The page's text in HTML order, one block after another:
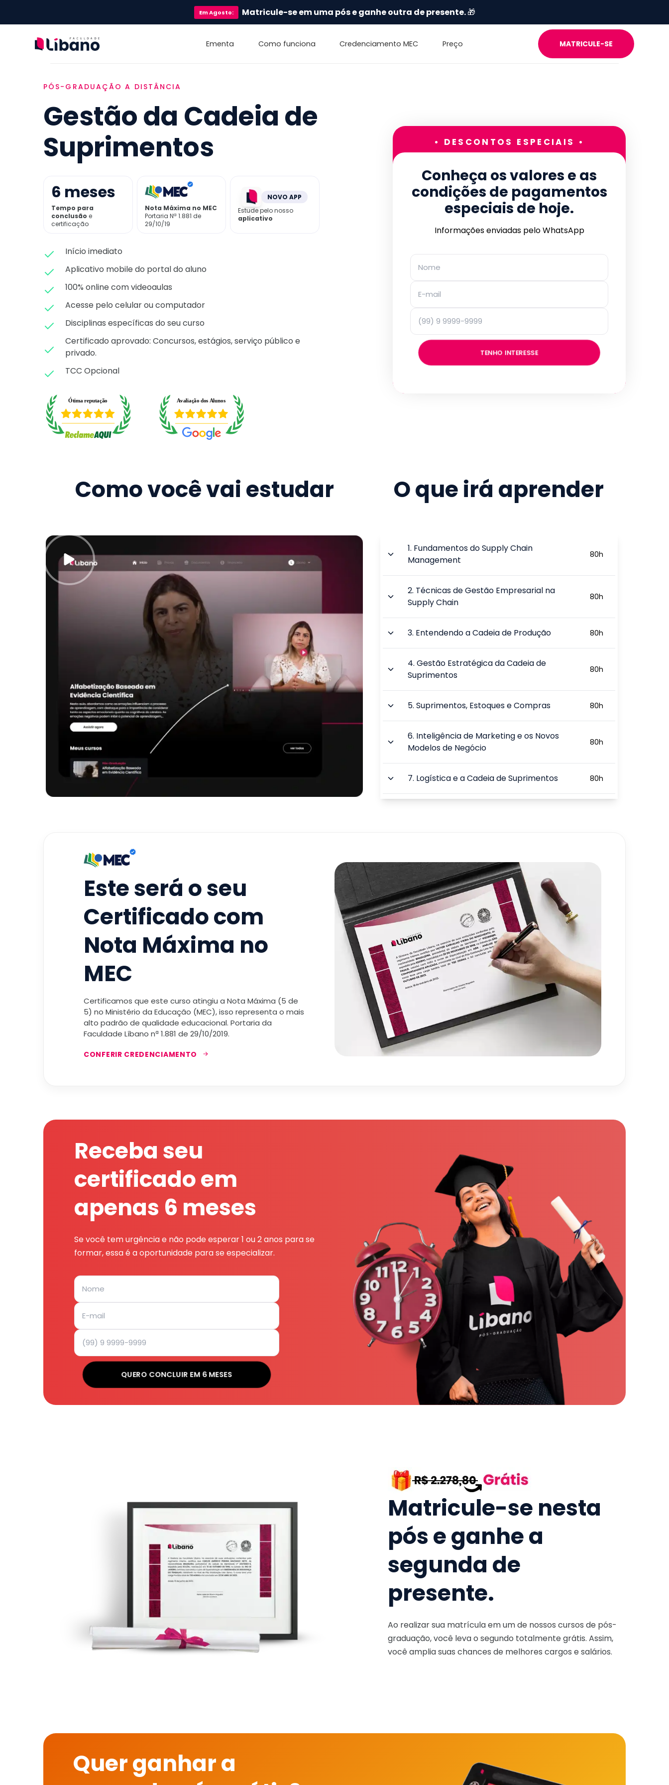
EmAgosto: Matricule-se em uma pós e ganhe outra de presente.🎁
Ementa Como funciona Credenciamento MEC Preço MATRICULE-SE
PÓS-GRADUAÇÃO A DISTÂNCIA
Gestão da Cadeia de
Suprimentos
6 meses
Tempo para
conclusão e
certificação
Nota Máxima no MEC
Portaria Nª 1.881 de
29/10/19
NOVO APP
Estude pelo nosso
aplicativo
Início imediato
Aplicativo mobile do portal do aluno
100% online com videoaulas
Acesse pelo celular ou computador
Disciplinas específicas do seu curso
Certificado aprovado: Concursos, estágios, serviço público e
privado.
TCC Opcional
• DESCONTOS ESPECIAIS •
Conheça os valores e as
condições de pagamentos
especiais de hoje.
Informações enviadas pelo WhatsApp
TENHO INTERESSE
Como você vai estudar O que irá aprender
1. Fundamentos do Supply Chain
Management
80h
2. Técnicas de Gestão Empresarial na
Supply Chain
80h
3. Entendendo a Cadeia de Produção 80h
4.Gestão Estratégica da Cadeia de
Suprimentos
80h
5.Suprimentos, Estoques e Compras 80h
6. Inteligência de Marketing e os Novos
Modelos de Negócio
80h
7. Logística e a Cadeia de Suprimentos 80h
de Suprimentos
TOTAL:
Este será o seu
Certificado com
Nota Máxima no
MEC
Certificamos que este curso atingiu a Nota Máxima (5 de
5) no Ministério da Educação (MEC), isso representa o mais
alto padrão de qualidade educacional. Portaria da
Faculdade Líbano nª 1.881 de 29/10/2019.
CONFERIR CREDENCIAMENTO
Receba seu
certificado em
apenas 6 meses
Se você tem urgência e não pode esperar 1 ou 2 anos para se
formar, essa é a oportunidade para se especializar.
QUERO CONCLUIR EM 6 MESES
Matricule-se nesta
pós e ganhe a
segunda de
presente.
Ao realizar sua matrícula em um de nossos cursos de pós-
graduação, você leva o segundo totalmente grátis. Assim,
você amplia suas chances de melhores cargos e salários.
Quer ganhar a